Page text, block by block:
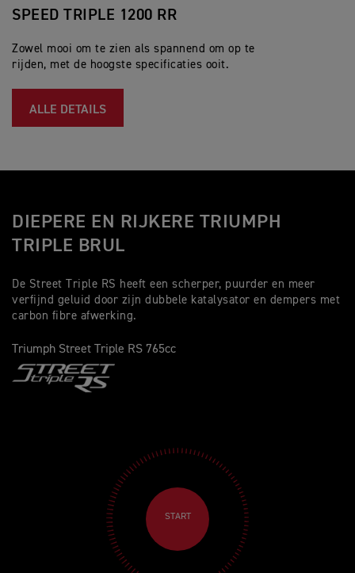
SPEED TRIPLE 1200 RR
Zowel mooi om te zien als spannend om op te
rijden, met de hoogste specificaties ooit.
ALLE DETAILS
DIEPERE EN RIJKERE TRIUMPH
TRIPLE BRUL
De Street Triple RS heeft een scherper, puurder en meer
verfijnd geluid door zijn dubbele katalysator en dempers met
carbon fibre afwerking.
Triumph Street Triple RS 765cc
START